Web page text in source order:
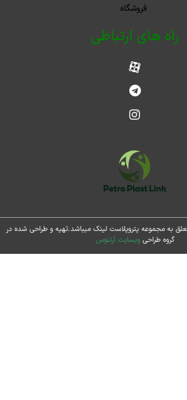
فروشگاه
های ارتباطی
پتروپلاست لینک میباشد.تهیه و طراحی شده در
طراحی وبسایت آرتنوس